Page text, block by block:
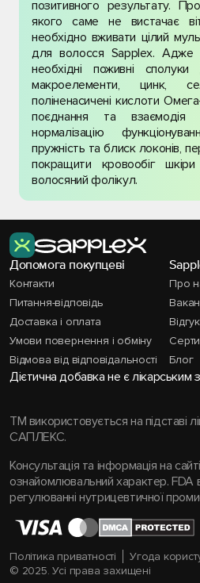
позитивного результату.
якого саме не вистачає
необхідно вживати цілий
для волосся Sapplex. Адже
необхідні поживні
макроелементи, цинк,
поліненасичені кислоти
поєднання та взаємодія
нормалізацію
пружність та блиск локонів,
покращити кровообіг
волосяний фолікул.
Допомога покупцеві
Контакти
Питання-відповідь
Доставка і оплата
Умови повернення і обміну
Відмова від відповідальності
Про
Блог
Дієтична добавка не є лікарським
TM використовується на підставі
САПЛЕКС.
Консультація та інформація на
ознайомлювальний характер. FDA
регулюванні нутрицевтичної
Політика приватності
Угода
© 2025. Усі права захищені